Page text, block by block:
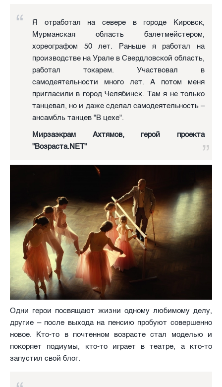
Я отработал на севере в городе Кировск,
Мурманская область балетмейстером,
хореографом 50 лет. Раньше я работал на
производстве на Урале в Свердловской область,
работал токарем. Участвовал в
самодеятельности много лет. А потом меня
пригласили в город Челябинск. Там я не только
танцевал, но и даже сделал самодеятельность –
ансамбль танцев "В цехе".
Мирзаэкрам Ахтямов, герой проекта
"Возраста.NET"
Одни герои посвящают жизни одному любимому делу,
другие – после выхода на пенсию пробуют совершенно
новое. Кто-то в почтенном возрасте стал моделью и
покоряет подиумы, кто-то играет в театре, а кто-то
запустил свой блог.